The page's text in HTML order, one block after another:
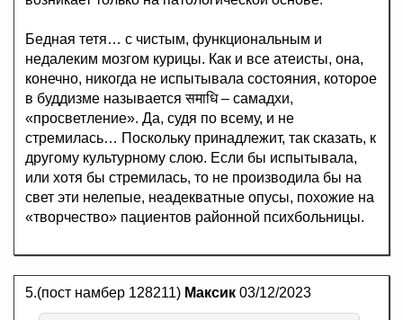
Бедная тетя… с чистым, функциональным и
недалеким мозгом курицы. Как и все атеисты, она,
конечно, никогда не испытывала состояния, которое
в буддизме называется समाधि – самадхи,
«просветление». Да, судя по всему, и не
стремилась… Поскольку принадлежит, так сказать, к
другому культурному слою. Если бы испытывала,
или хотя бы стремилась, то не производила бы на
свет эти нелепые, неадекватные опусы, похожие на
«творчество» пациентов районной психбольницы.
5.(пост намбер 128211) Максик 03/12/2023